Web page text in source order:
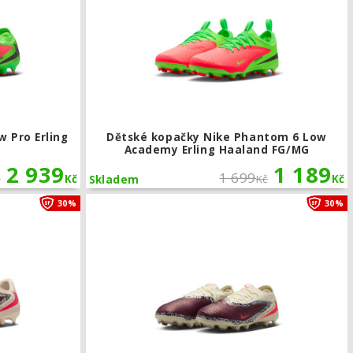
Pro Erling
2 939Kč
Dětské kopačky Nike Phantom 6 Low
Academy Erling Haaland FG/MG
1 699Kč 1 189Kč
Skladem
30% Kopačky Nike United Phantom 6 Low Academy FG/MG
30%